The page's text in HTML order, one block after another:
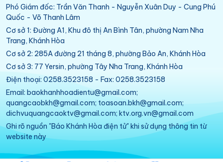
Phó Giám đốc: Trần Văn Thanh - Nguyễn Xuân Duy - Cung Phú
Quốc - Võ Thanh Lâm
Cơ sở 1: Đường A1, Khu đô thị An Bình Tân, phường Nam Nha
Trang, Khánh Hòa
Cơ sở 2: 285A đường 21 tháng 8, phường Bảo An, Khánh Hòa
Cơ sở 3: 77 Yersin, phường Tây Nha Trang, Khánh Hòa
Điện thoại: 0258.3523158 - Fax: 0258.3523158
Email: baokhanhhoadientu@gmail.com;
quangcaobkh@gmail.com; toasoan.bkh@gmail.com;
dichvuquangcaoktv@gmail.com; ktv.org.vn@gmail.com
Ghi rõ nguồn "Báo Khánh Hòa điện tử" khi sử dụng thông tin từ
website này